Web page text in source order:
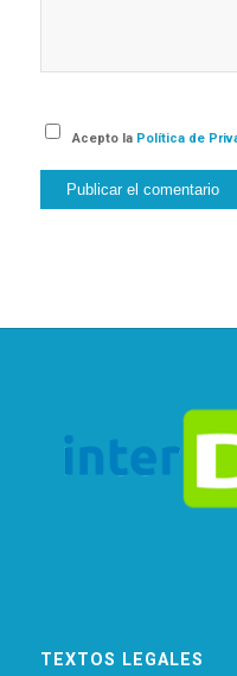
Acepto la Política de
TEXTOS LEGALES